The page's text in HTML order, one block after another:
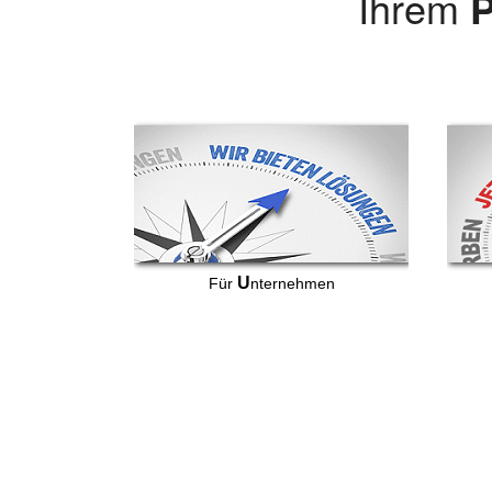
Für Unternehmen